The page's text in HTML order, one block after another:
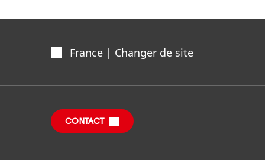
France | Changer de site
CONTACT